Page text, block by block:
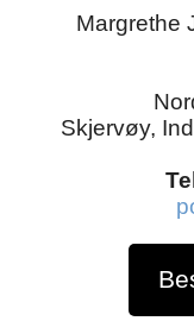
Margrethe
Skjervøy,